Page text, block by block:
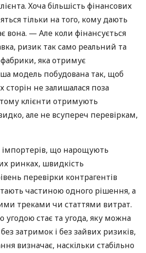
Хоча більшість фінансових
тільки на того, кому дають
вона. — Але коли фінансується
ризик так само реальний та
яка отримує
модель побудована так, щоб
не залишалася поза
клієнти отримують
але не всупереч перевіркам,
імпортерів, що нарощують
ринках, швидкість
перевірки контрагентів
частиною одного рішення, а
треками чи статтями витрат.
угодою стає та угода, яку можна
затримок і без зайвих ризиків,
визначає, наскільки стабільно